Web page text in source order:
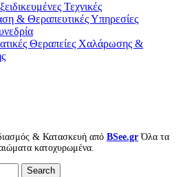
Τεχνικές
& Θεραπευτικές Υπηρεσίες
Θεραπείες Χαλάρωσης &
& Κατασκευή από BSee.gr Όλα τα
κατοχυρωμένα.
Search